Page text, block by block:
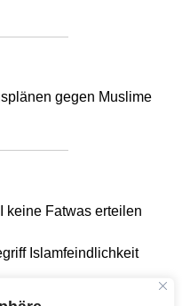
gegen Muslime
keine Fatwas erteilen
Islamfeindlichkeit